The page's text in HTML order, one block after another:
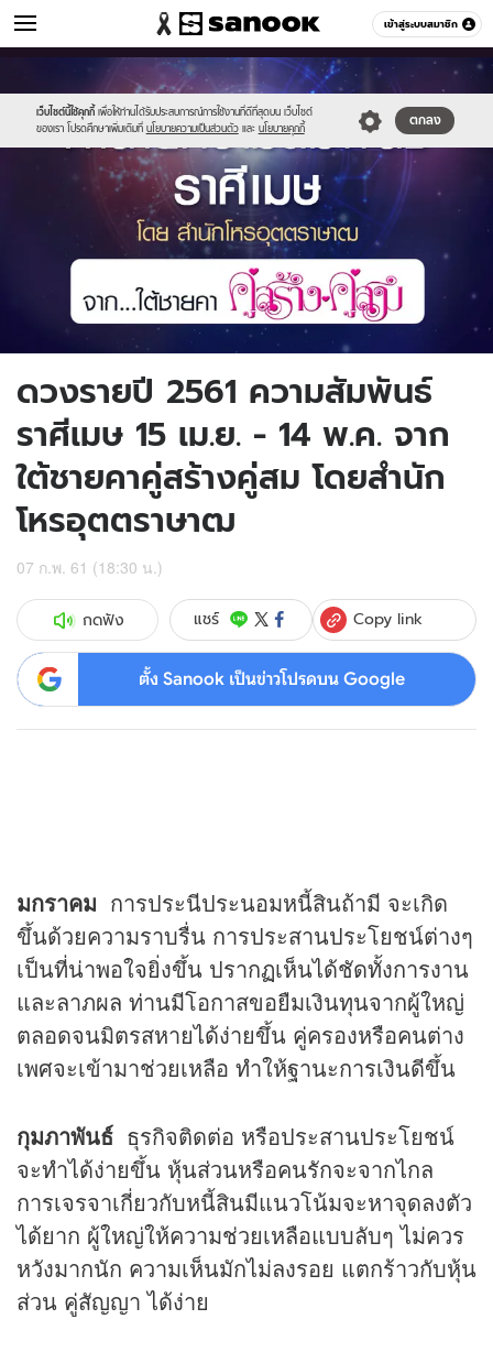
เข้าสู่ระบบสมาชิก
ดูดวง หมวดอื่นๆ
เว็บไซต์นี้ใช้คุกกี้ เพื่อให้ท่านได้รับประสบการณ์การใช้งานที่ดีที่สุดบน เว็บไซต์
ของเรา โปรดศึกษาเพิ่มเติมที่ นโยบายความเป็นส่วนตัว และ นโยบายคุกกี้
ตกลง
//s.isanook.com/sr/0/images/logo-
new-
sanook.png
//s.isanook.com/ho/0/ud/26/132441/01_aries_relationship_uttrasa.jpg
ดวงรายปี 2561 ความสัมพันธ์
ราศีเมษ 15 เม.ย. - 14 พ.ค. จาก
ใต้ชายคาคู่สร้างคู่สม โดยสำนัก
โหรอุตตราษาฒ
07 ก.พ. 61 (18:30 น.)
กดฟัง แชร์ Copy link
ตั้ง Sanook เป็นข่าวโปรดบน Google
มกราคม การประนีประนอมหนี้สินถ้ามี จะเกิด
ขึ้นด้วยความราบรื่น การประสานประโยชน์ต่างๆ
เป็นที่น่าพอใจยิ่งขึ้น ปรากฏเห็นได้ชัดทั้งการงาน
และลาภผล ท่านมีโอกาสขอยืมเงินทุนจากผู้ใหญ่
ตลอดจนมิตรสหายได้ง่ายขึ้น คู่ครองหรือคนต่าง
เพศจะเข้ามาช่วยเหลือ ทำให้ฐานะการเงินดีขึ้น
กุมภาพันธ์ ธุรกิจติดต่อ หรือประสานประโยชน์
จะทำได้ง่ายขึ้น หุ้นส่วนหรือคนรักจะจากไกล
การเจรจาเกี่ยวกับหนี้สินมีแนวโน้มจะหาจุดลงตัว
ได้ยาก ผู้ใหญ่ให้ความช่วยเหลือแบบลับๆ ไม่ควร
หวังมากนัก ความเห็นมักไม่ลงรอย แตกร้าวกับหุ้น
ส่วน คู่สัญญา ได้ง่าย